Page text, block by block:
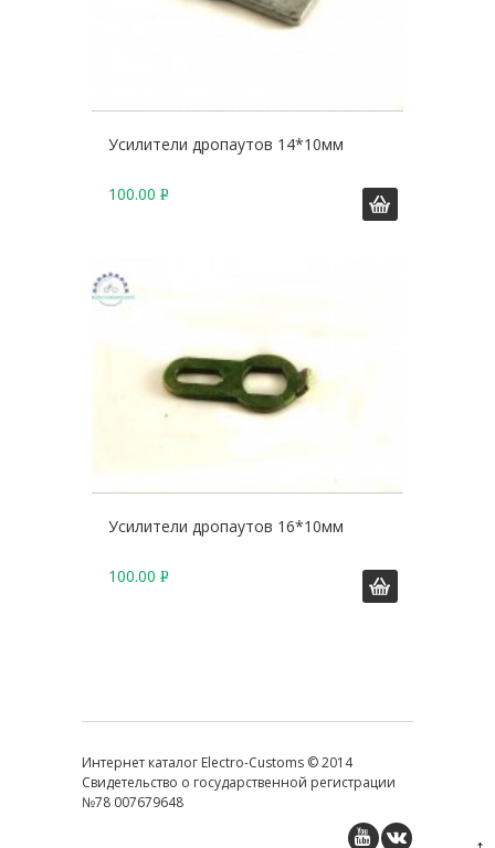
Усилители дропаутов 14*10мм
100.00 Р
Усилители дропаутов 16*10мм
100.00 Р
Интернет каталог Electro-Customs © 2014
Свидетельство о государственной регистрации
№78 007679648